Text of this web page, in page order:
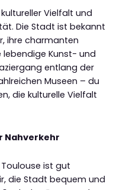
Vielfalt und
Die Stadt ist bekannt
ihre charmanten
lebendige Kunst- und
entlang der
Museen – du
die kulturelle Vielfalt
Nahverkehr
ist gut
die Stadt bequem und